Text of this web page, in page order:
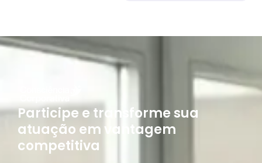
Participe e transforme sua
atuação em vantagem
competitiva